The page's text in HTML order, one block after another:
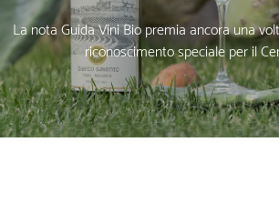
La nota Guida Vini Bio premia ancora una
riconoscimento speciale per il